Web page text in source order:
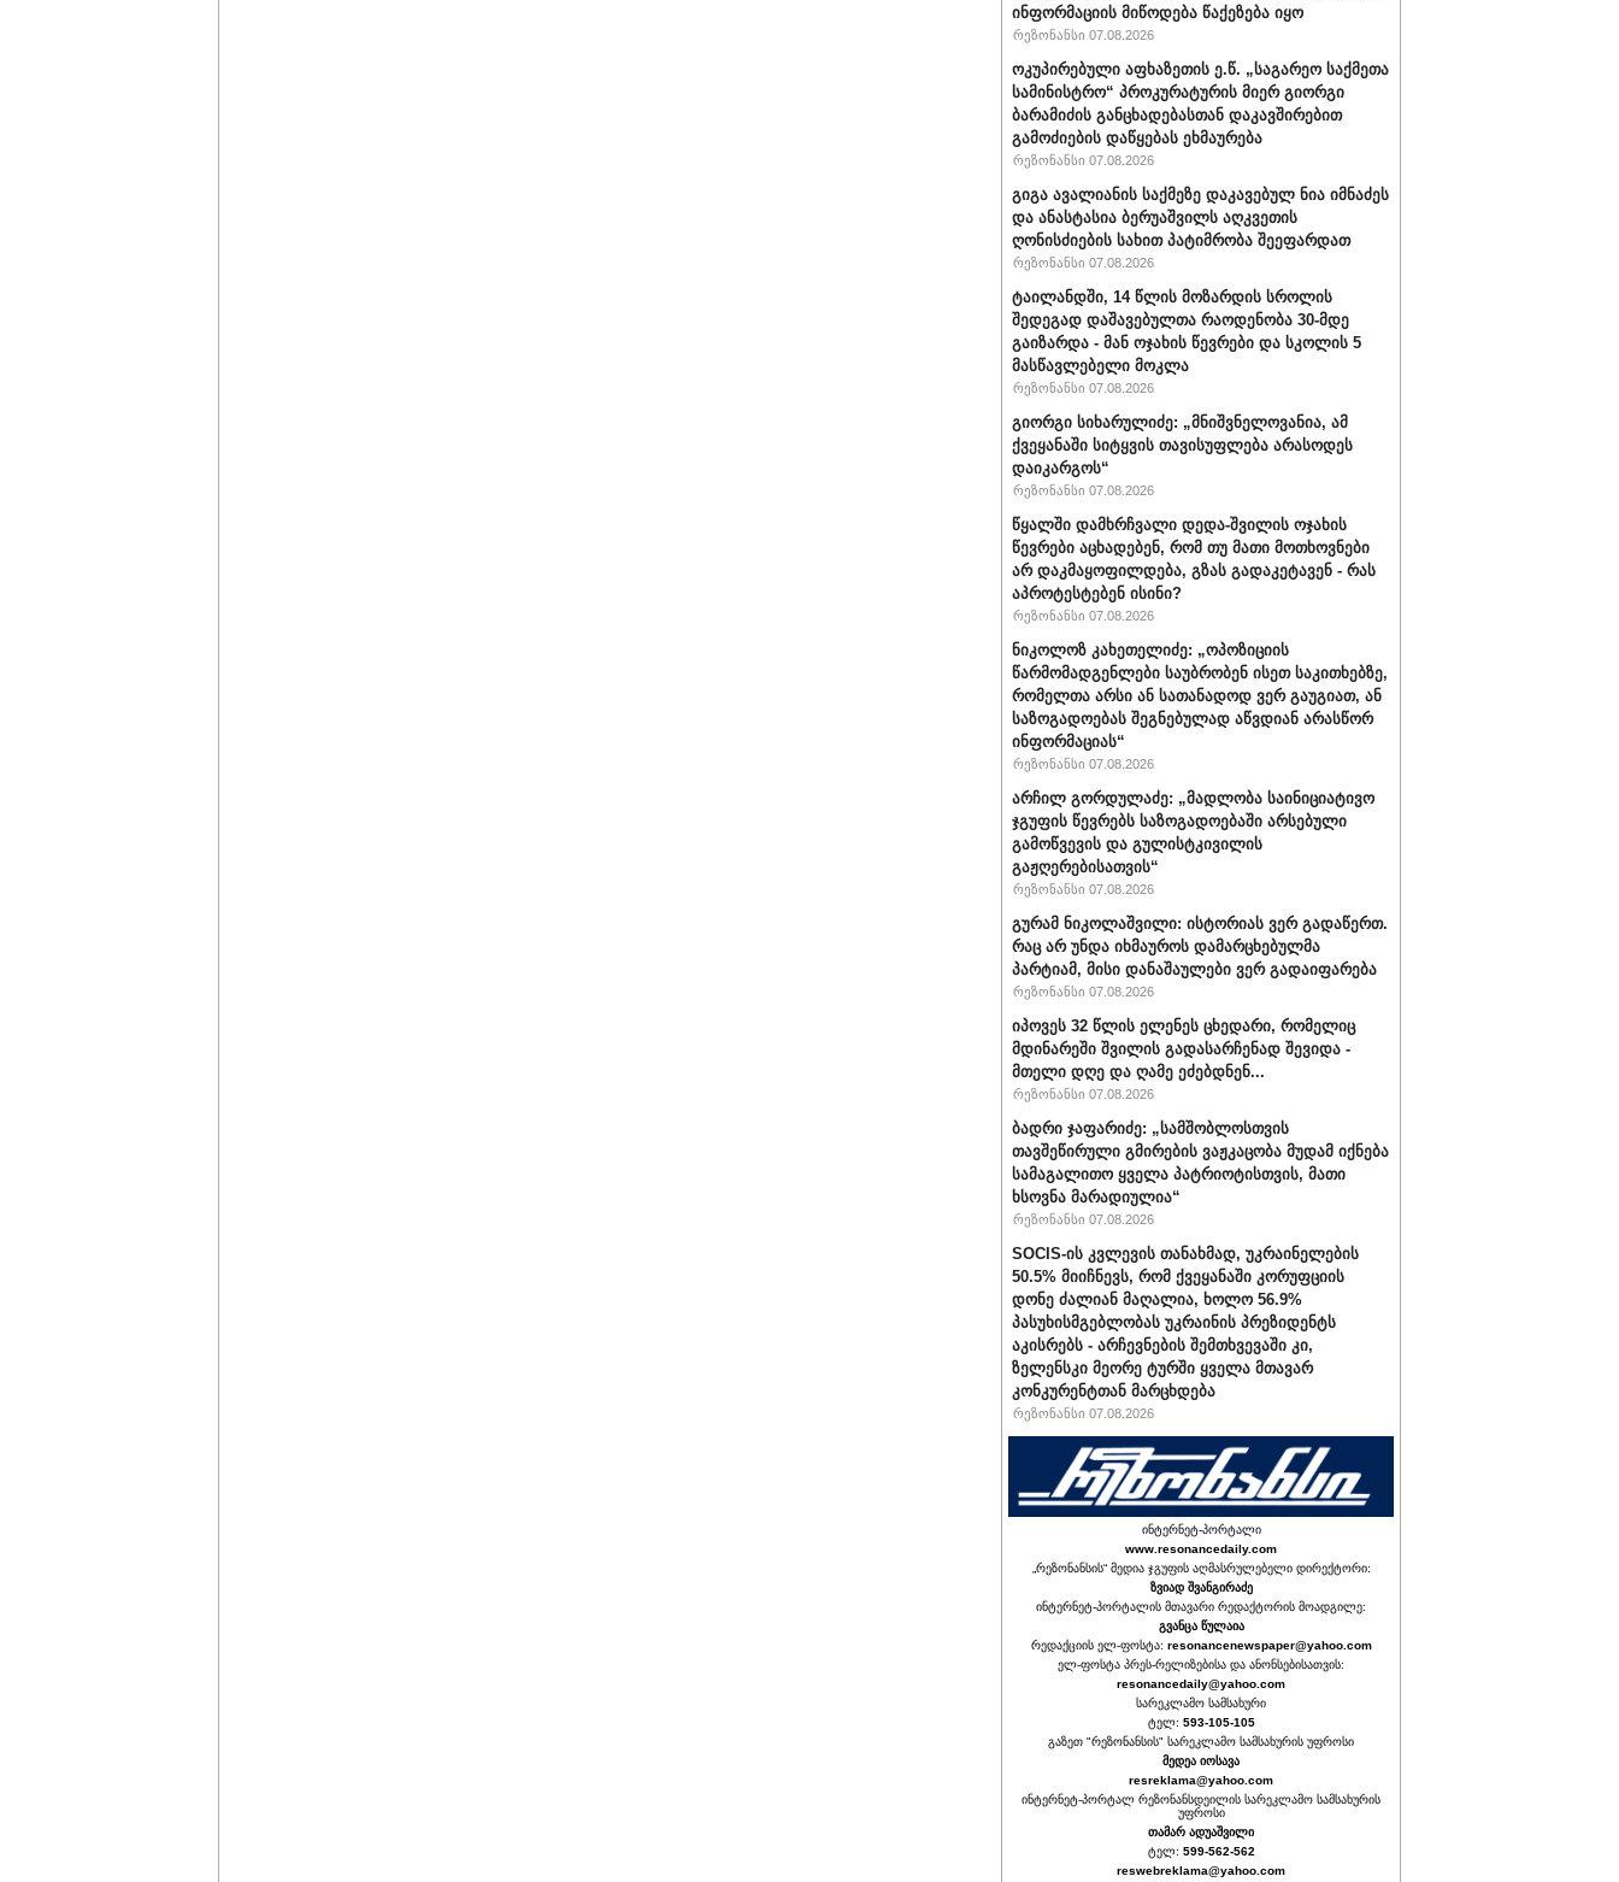
ინფორმაციის მიწოდება წაქეზება იყო
რეზონანსი 07.08.2026
ოკუპირებული აფხაზეთის ე.წ. „საგარეო საქმეთა
სამინისტრო“ პროკურატურის მიერ გიორგი
ბარამიძის განცხადებასთან დაკავშირებით
გამოძიების დაწყებას ეხმაურება
რეზონანსი 07.08.2026
გიგა ავალიანის საქმეზე დაკავებულ ნია იმნაძეს
და ანასტასია ბერუაშვილს აღკვეთის
ღონისძიების სახით პატიმრობა შეეფარდათ
რეზონანსი 07.08.2026
ტაილანდში, 14 წლის მოზარდის სროლის
შედეგად დაშავებულთა რაოდენობა 30-მდე
გაიზარდა - მან ოჯახის წევრები და სკოლის 5
მასწავლებელი მოკლა
რეზონანსი 07.08.2026
გიორგი სიხარულიძე: „მნიშვნელოვანია, ამ
ქვეყანაში სიტყვის თავისუფლება არასოდეს
დაიკარგოს“
რეზონანსი 07.08.2026
წყალში დამხრჩვალი დედა-შვილის ოჯახის
წევრები აცხადებენ, რომ თუ მათი მოთხოვნები
არ დაკმაყოფილდება, გზას გადაკეტავენ - რას
აპროტესტებენ ისინი?
რეზონანსი 07.08.2026
ნიკოლოზ კახეთელიძე: „ოპოზიციის
წარმომადგენლები საუბრობენ ისეთ საკითხებზე,
რომელთა არსი ან სათანადოდ ვერ გაუგიათ, ან
საზოგადოებას შეგნებულად აწვდიან არასწორ
ინფორმაციას“
რეზონანსი 07.08.2026
არჩილ გორდულაძე: „მადლობა საინიციატივო
ჯგუფის წევრებს საზოგადოებაში არსებული
გამოწვევის და გულისტკივილის
გაჟღერებისათვის“
რეზონანსი 07.08.2026
გურამ ნიკოლაშვილი: ისტორიას ვერ გადაწერთ.
რაც არ უნდა იხმაუროს დამარცხებულმა
პარტიამ, მისი დანაშაულები ვერ გადაიფარება
რეზონანსი 07.08.2026
იპოვეს 32 წლის ელენეს ცხედარი, რომელიც
მდინარეში შვილის გადასარჩენად შევიდა -
მთელი დღე და ღამე ეძებდნენ...
რეზონანსი 07.08.2026
ბადრი ჯაფარიძე: „სამშობლოსთვის
თავშეწირული გმირების ვაჟკაცობა მუდამ იქნება
სამაგალითო ყველა პატრიოტისთვის, მათი
ხსოვნა მარადიულია“
რეზონანსი 07.08.2026
SOCIS-ის კვლევის თანახმად, უკრაინელების
50.5% მიიჩნევს, რომ ქვეყანაში კორუფციის
დონე ძალიან მაღალია, ხოლო 56.9%
პასუხისმგებლობას უკრაინის პრეზიდენტს
აკისრებს - არჩევნების შემთხვევაში კი,
ზელენსკი მეორე ტურში ყველა მთავარ
კონკურენტთან მარცხდება
რეზონანსი 07.08.2026
ინტერნეტ-პორტალი
www.resonancedaily.com
„რეზონანსის“ მედია ჯგუფის აღმასრულებელი დირექტორი:
ზვიად შვანგირაძე
ინტერნეტ-პორტალის მთავარი რედაქტორის მოადგილე:
გვანცა წულაია
რედაქციის ელ-ფოსტა: resonancenewspaper@yahoo.com
ელ-ფოსტა პრეს-რელიზებისა და ანონსებისათვის:
resonancedaily@yahoo.com
სარეკლამო სამსახური
ტელ: 593-105-105
გაზეთ "რეზონანსის" სარეკლამო სამსახურის უფროსი
მედეა იოსავა
resreklama@yahoo.com
ინტერნეტ-პორტალ რეზონანსდეილის სარეკლამო სამსახურის
უფროსი
თამარ ადუაშვილი
ტელ: 599-562-562
reswebreklama@yahoo.com